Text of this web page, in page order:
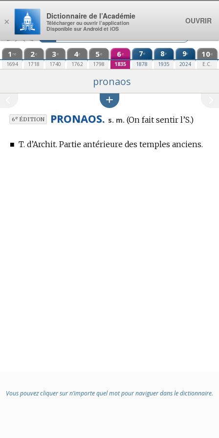
Aller au contenu
1 re
1694
2e
1718
3e
1740
4e
1762
5e
1798
6e
1835
7e
1878
8e
1935
9e
2024
10e
E.C.
pronaos
6eÉDITION PRONAOS. s. m. (On fait sentir l’S.)
■ T. d’Archit. Partie antérieure des temples anciens.
Vous pouvez cliquer sur n’importe quel mot pour naviguer dans le dictionnaire.
×
Dictionnaire de l’Académie
Télécharger ou ouvrir l’application
Disponible sur Android et iOS
OUVRIR